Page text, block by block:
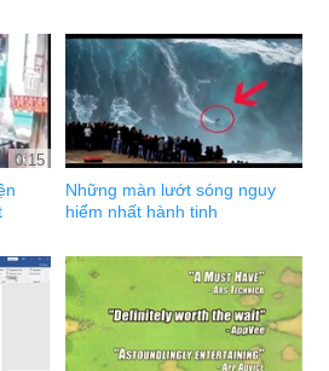
0:15
Những màn lướt sóng nguy
hiểm nhất hành tinh